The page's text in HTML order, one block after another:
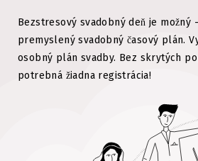
Bezstresový svadobný deň je možný
premyslený svadobný časový plán.
osobný plán svadby. Bez skrytých
potrebná žiadna registrácia!